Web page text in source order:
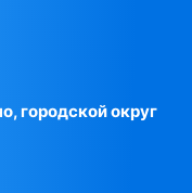
городской округ